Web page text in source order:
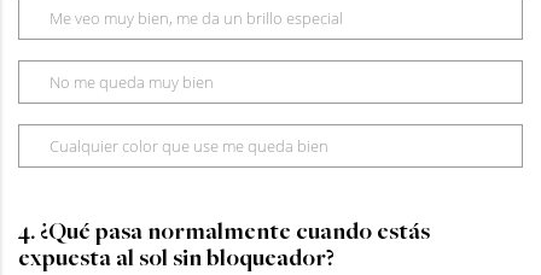
Me veo muy bien, me da un brillo especial
No me queda muy bien
Cualquier color que use me queda bien
4. ¿Qué pasa normalmente cuando estás
expuesta al sol sin bloqueador?